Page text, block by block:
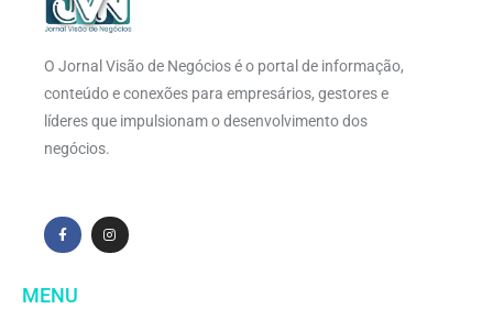
O Jornal Visão de Negócios é o portal de informação,
conteúdo e conexões para empresários, gestores e
líderes que impulsionam o desenvolvimento dos
negócios.
MENU